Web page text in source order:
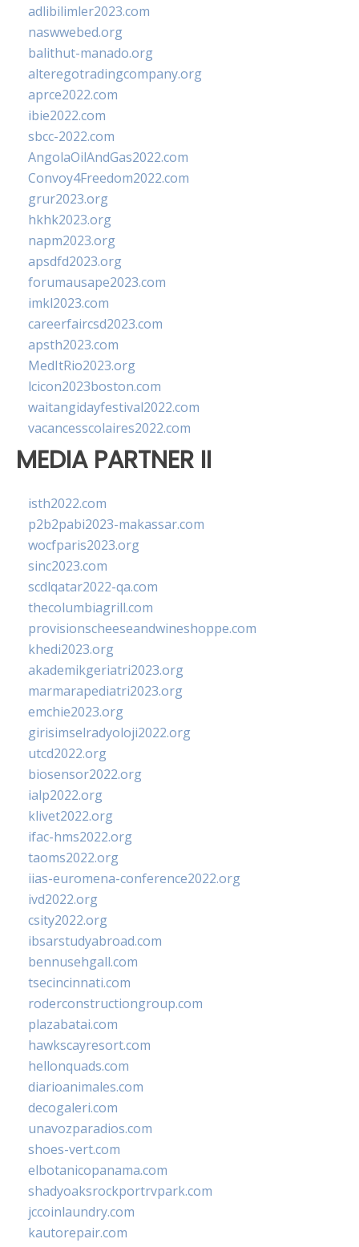
adlibilimler2023.com
naswwebed.org
balithut-manado.org
alteregotradingcompany.org
aprce2022.com
ibie2022.com
sbcc-2022.com
AngolaOilAndGas2022.com
Convoy4Freedom2022.com
grur2023.org
hkhk2023.org
napm2023.org
apsdfd2023.org
forumausape2023.com
imkl2023.com
careerfaircsd2023.com
apsth2023.com
MedItRio2023.org
lcicon2023boston.com
waitangidayfestival2022.com
vacancesscolaires2022.com
MEDIA PARTNER II
isth2022.com
p2b2pabi2023-makassar.com
wocfparis2023.org
sinc2023.com
scdlqatar2022-qa.com
thecolumbiagrill.com
provisionscheeseandwineshoppe.com
khedi2023.org
akademikgeriatri2023.org
marmarapediatri2023.org
emchie2023.org
girisimselradyoloji2022.org
utcd2022.org
biosensor2022.org
ialp2022.org
klivet2022.org
ifac-hms2022.org
taoms2022.org
iias-euromena-conference2022.org
ivd2022.org
csity2022.org
ibsarstudyabroad.com
bennusehgall.com
tsecincinnati.com
roderconstructiongroup.com
plazabatai.com
hawkscayresort.com
hellonquads.com
diarioanimales.com
decogaleri.com
unavozparadios.com
shoes-vert.com
elbotanicopanama.com
shadyoaksrockportrvpark.com
jccoinlaundry.com
kautorepair.com